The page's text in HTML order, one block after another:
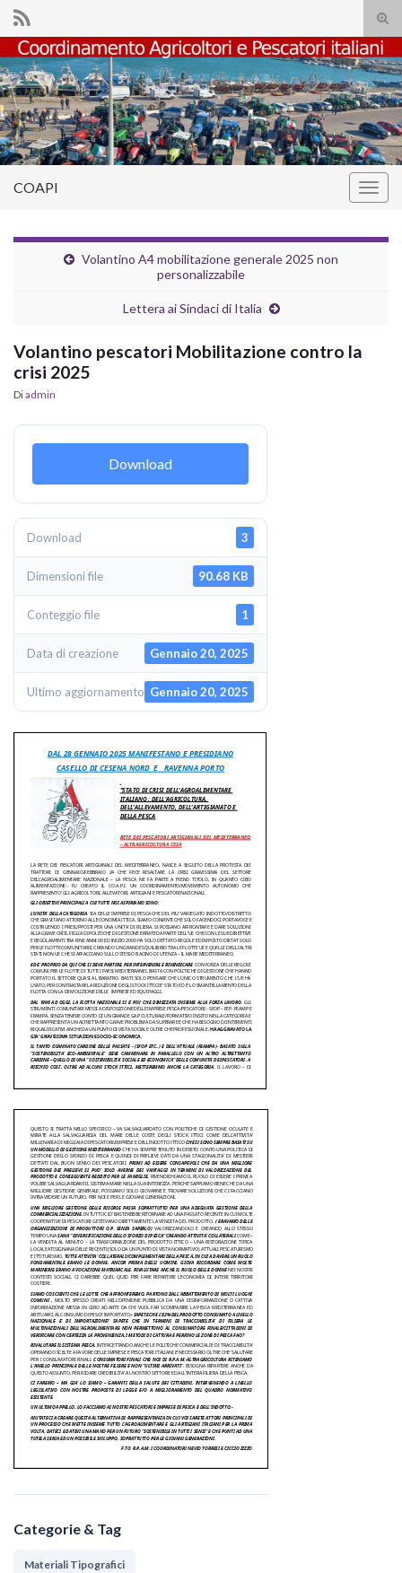
il
di
Search for:
COAPI
Volantino A4 mobilitazione generale 2025 non
personalizzabile
Lettera ai Sindaci di Italia
Volantino pescatori Mobilitazione contro la
crisi 2025
Diadmin
Download
Download 3
Dimensioni file 90.68 KB
Conteggio file 1
Data di creazione Gennaio 20, 2025
Ultimo aggiornamento Gennaio 20, 2025
Categorie & Tag
Materiali Tipografici